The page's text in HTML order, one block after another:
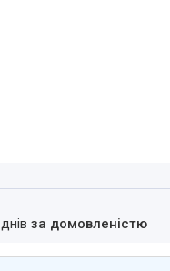
за домовленістю